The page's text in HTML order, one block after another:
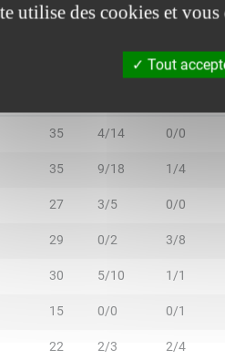
35 4/14 0/0
35 9/18 1/4
27 3/5 0/0
29 0/2 3/8
30 5/10 1/1
15 0/0 0/1
22 2/3 2/4
utilise des cookies et
Tout